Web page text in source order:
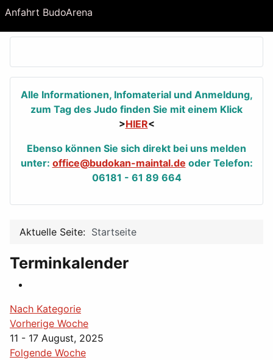
Anfahrt BudoArena
Alle Informationen, Infomaterial und Anmeldung,
zum Tag des Judo finden Sie mit einem Klick
>HIER<
Ebenso können Sie sich direkt bei uns melden
unter: office@budokan-maintal.de oder Telefon:
06181 - 61 89 664
Aktuelle Seite: Startseite
Terminkalender
Nach Kategorie
Vorherige Woche
11 - 17 August, 2025
Folgende Woche